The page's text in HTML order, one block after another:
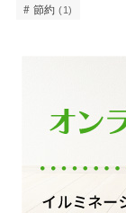
節約 (1)